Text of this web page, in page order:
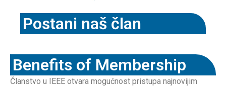
Postani naš član
Benefits of Membership
Članstvo u IEEE otvara mogućnost pristupa najnovijim